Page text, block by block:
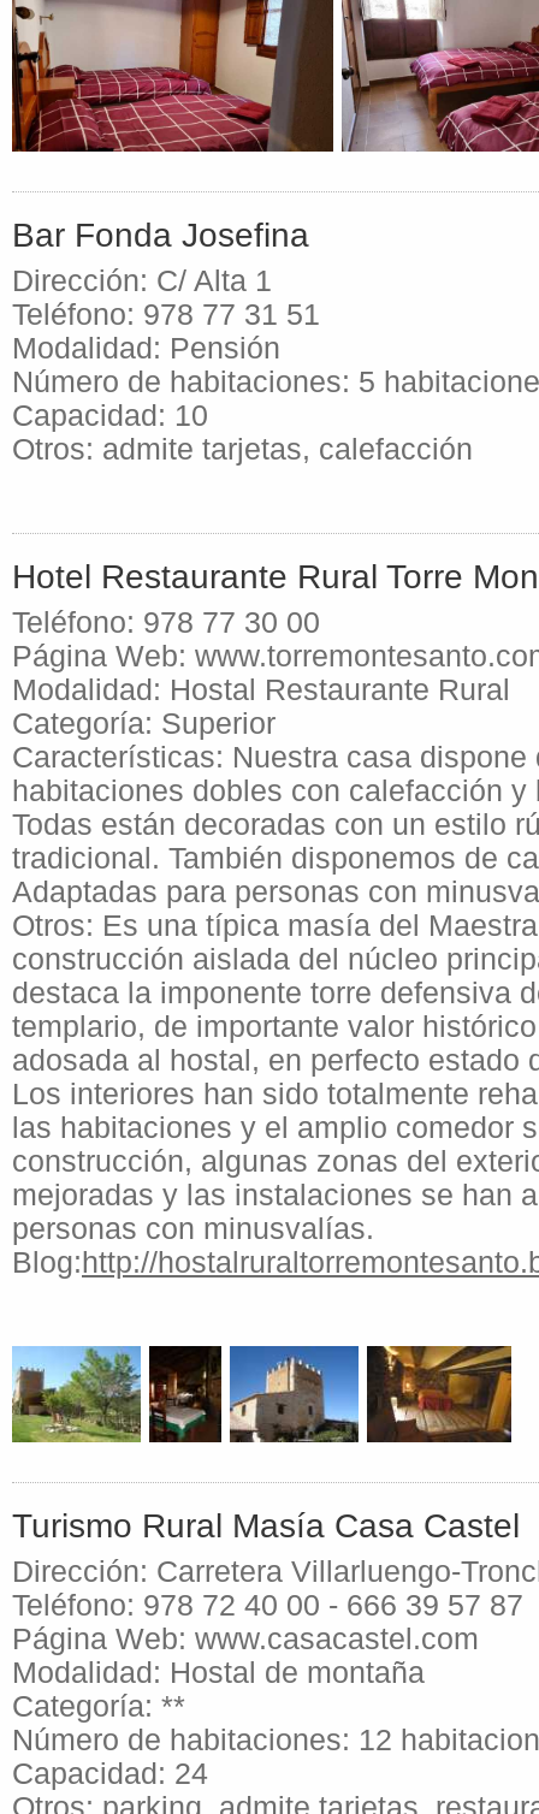
Bar Fonda Josefina
Dirección: C/ Alta 1
Teléfono: 978 77 31 51
Modalidad: Pensión
Número de habitaciones: 5
Capacidad: 10
Otros: admite tarjetas, calefacción
Hotel Restaurante Rural Torre
Teléfono: 978 77 30 00
Página Web:
Modalidad: Hostal Restaurante Rural
Categoría: Superior
Características: Nuestra casa dispone
habitaciones dobles con calefacción y
Todas están decoradas con un estilo
tradicional. También disponemos de
Adaptadas para personas con
Otros: Es una típica masía del
construcción aislada del núcleo
destaca la imponente torre defensiva
templario, de importante valor
adosada al hostal, en perfecto estado
Los interiores han sido totalmente
las habitaciones y el amplio comedor
construcción, algunas zonas del
mejoradas y las instalaciones se han
personas con minusvalías.
Blog:http://
Turismo Rural Masía Casa Castel
Dirección: Carretera Villarluengo-
Teléfono: 978 72 40 00 - 666 39 57 87
Página Web: www.casacastel.com
Modalidad: Hostal de montaña
Categoría: **
Número de habitaciones: 12
Capacidad: 24
Otros: parking, admite tarjetas,